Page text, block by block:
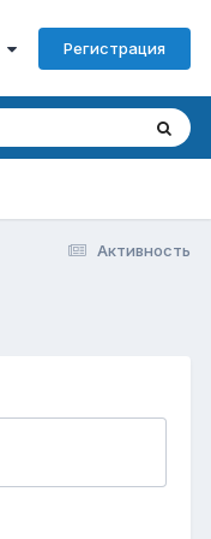
Регистрация
Активность